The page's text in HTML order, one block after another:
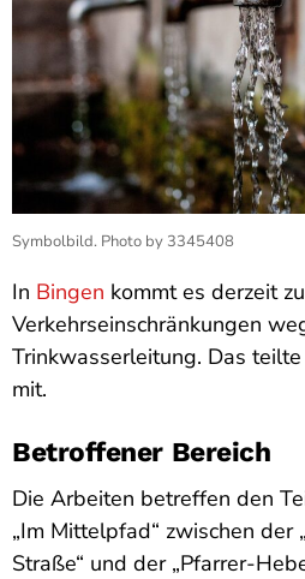
Symbolbild. Photo by 3345408
In Bingen kommt es derzeit zu
Verkehrseinschränkungen
Trinkwasserleitung. Das
mit.
Betroffener Bereich
Die Arbeiten betreffen den
„Im Mittelpfad“ zwischen der
Straße“ und der „Pfarrer-